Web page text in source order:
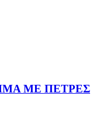
ΜΕ ΠΕΤΡΕΣ